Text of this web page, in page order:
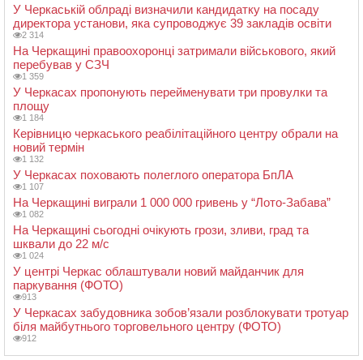
У Черкаській облраді визначили кандидатку на посаду
директора установи, яка супроводжує 39 закладів освіти
2 314
На Черкащині правоохоронці затримали військового, який
перебував у СЗЧ
1 359
У Черкасах пропонують перейменувати три провулки та
площу
1 184
Керівницю черкаського реабілітаційного центру обрали на
новий термін
1 132
У Черкасах поховають полеглого оператора БпЛА
1 107
На Черкащині виграли 1 000 000 гривень у “Лото-Забава”
1 082
На Черкащині сьогодні очікують грози, зливи, град та
шквали до 22 м/с
1 024
У центрі Черкас облаштували новий майданчик для
паркування (ФОТО)
913
У Черкасах забудовника зобов’язали розблокувати тротуар
біля майбутнього торговельного центру (ФОТО)
912